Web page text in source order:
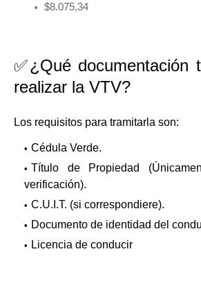
$8.075,34
✅¿Qué documentación
realizar la VTV?
Los requisitos para tramitarla son:
Cédula Verde.
Título de Propiedad
verificación).
C.U.I.T. (si correspondiere).
Documento de identidad del
Licencia de conducir